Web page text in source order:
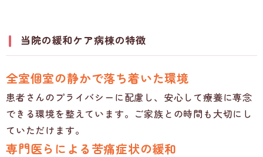
当院の緩和ケア病棟の特徴
全室個室の静かで落ち着いた環境
患者さんのプライバシーに配慮し、安心して療養に専念
できる環境を整えています。ご家族との時間も大切にし
ていただけます。
専門医らによる苦痛症状の緩和